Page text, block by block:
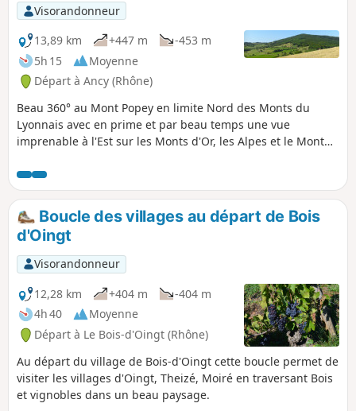
Visorandonneur
13,89 km
+447 m
-453 m
5h 15
Moyenne
Départ à Ancy (Rhône)
Beau 360° au Mont Popey en limite Nord des Monts du
Lyonnais avec en prime et par beau temps une vue
imprenable à l'Est sur les Monts d'Or, les Alpes et le Mont
bien tracé avec de très beaux points de vue. Une aire
d'envol de parapentes où, avec de bonnes conditions
météo, on peut apprécier le spectacle qui nous est offert !
Une montée au Mont Popey et une descente sur le Mas
Saint-Jean un peu raides, mais on prend son temps !
Boucle des villages au départ de Bois
d'Oingt
Visorandonneur
12,28 km
+404 m
-404 m
4h 40
Moyenne
Départ à Le Bois-d'Oingt (Rhône)
Au départ du village de Bois-d'Oingt cette boucle permet de
visiter les villages d'Oingt, Theizé, Moiré en traversant Bois
et vignobles dans un beau paysage.